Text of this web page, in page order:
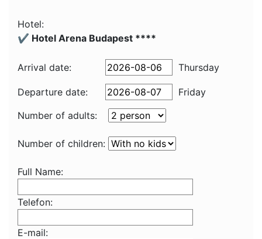
Hotel:
✔️ Hotel Arena Budapest ****
Arrival date: Thursday
Departure date:
Friday
Number of adults:
Number of children:
Full Name:
Telefon:
E-mail: